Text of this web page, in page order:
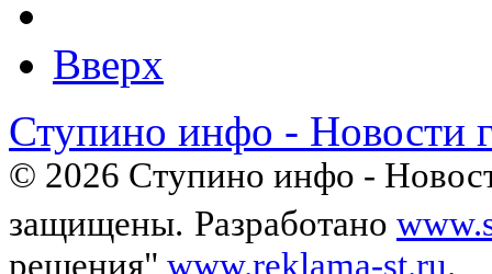
Вверх
Ступино инфо - Новости
© 2026 Ступино инфо -
защищены. Разработано
решения" www.reklama-st.ru.